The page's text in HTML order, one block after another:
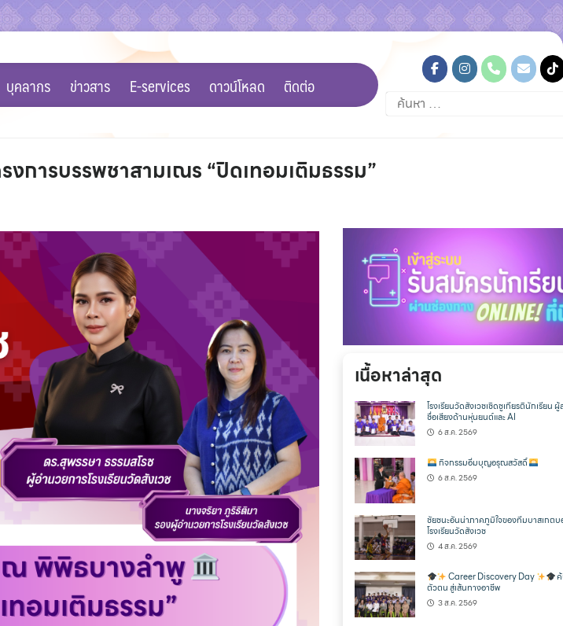
บุคลากร ข่าวสาร E-services ดาวน์โหลด ติดต่อ
ค้นหา
สำหรับ:
งการบรรพชาสามเณร “ปิดเทอมเติมธรรม”
เนื้อหาล่าสุด
โรงเรียนวัดสังเวชเชิดชูเกียรตินักเรียน ผู้
ชื่อเสียงด้านหุ่นยนต์และ AI
6 ส.ค. 2569
กิจกรรมอิ่มบุญอรุณสวัสดิ์
6 ส.ค. 2569
ชัยชนะอันน่าภาคภูมิใจของทีมบาสเกตบ
โรงเรียนวัดสังเวช
4 ส.ค. 2569
Career Discovery Day
ตัวตน สู่เส้นทางอาชีพ
3 ส.ค. 2569